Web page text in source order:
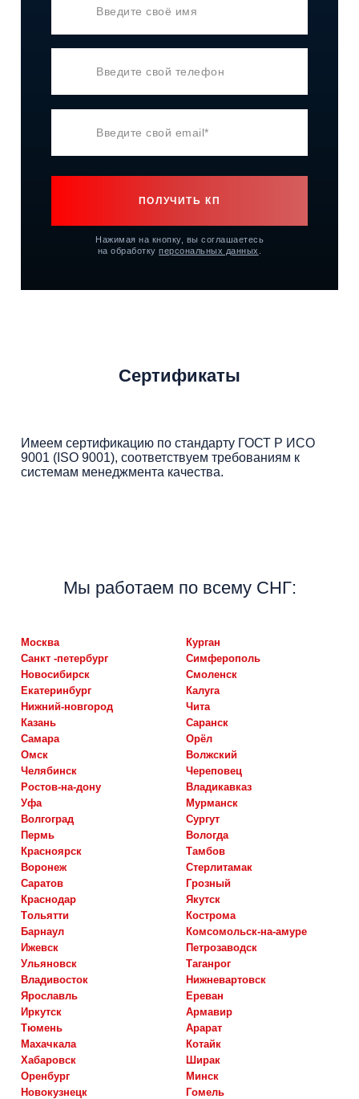
ПОЛУЧИТЬ КП
Нажимая на кнопку, вы соглашаетесь
на обработкуперсональных данных
Сертификаты
Имеем сертификацию по стандарту ГОСТ Р ИСО
9001 (ISO 9001), соответствуем требованиям к
системам менеджмента качества.
Мы работаем по всему СНГ:
москва
санкт -петербург
новосибирск
екатеринбург
нижний-новгород
казань
самара
омск
челябинск
ростов-на-дону
уфа
волгоград
пермь
красноярск
воронеж
саратов
краснодар
тольятти
барнаул
ижевск
ульяновск
владивосток
ярославль
иркутск
тюмень
махачкала
хабаровск
оренбург
новокузнецк
курган
симферополь
смоленск
калуга
чита
саранск
орёл
волжский
череповец
владикавказ
мурманск
сургут
вологда
тамбов
стерлитамак
грозный
якутск
кострома
комсомольск-на-амуре
петрозаводск
таганрог
нижневартовск
ереван
армавир
арарат
котайк
ширак
минск
гомель